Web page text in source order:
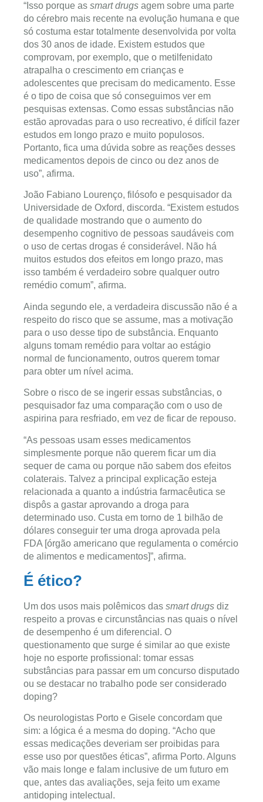
“Isso porque as smart drugs agem sobre uma parte
do cérebro mais recente na evolução humana e que
só costuma estar totalmente desenvolvida por volta
dos 30 anos de idade. Existem estudos que
comprovam, por exemplo, que o metilfenidato
atrapalha o crescimento em crianças e
adolescentes que precisam do medicamento. Esse
é o tipo de coisa que só conseguimos ver em
pesquisas extensas. Como essas substâncias não
estão aprovadas para o uso recreativo, é difícil fazer
estudos em longo prazo e muito populosos.
Portanto, fica uma dúvida sobre as reações desses
medicamentos depois de cinco ou dez anos de
uso”, afirma.
João Fabiano Lourenço, filósofo e pesquisador da
Universidade de Oxford, discorda. “Existem estudos
de qualidade mostrando que o aumento do
desempenho cognitivo de pessoas saudáveis com
o uso de certas drogas é considerável. Não há
muitos estudos dos efeitos em longo prazo, mas
isso também é verdadeiro sobre qualquer outro
remédio comum”, afirma.
Ainda segundo ele, a verdadeira discussão não é a
respeito do risco que se assume, mas a motivação
para o uso desse tipo de substância. Enquanto
alguns tomam remédio para voltar ao estágio
normal de funcionamento, outros querem tomar
para obter um nível acima.
Sobre o risco de se ingerir essas substâncias, o
pesquisador faz uma comparação com o uso de
aspirina para resfriado, em vez de ficar de repouso.
“As pessoas usam esses medicamentos
simplesmente porque não querem ficar um dia
sequer de cama ou porque não sabem dos efeitos
colaterais. Talvez a principal explicação esteja
relacionada a quanto a indústria farmacêutica se
dispôs a gastar aprovando a droga para
determinado uso. Custa em torno de 1 bilhão de
dólares conseguir ter uma droga aprovada pela
FDA [órgão americano que regulamenta o comércio
de alimentos e medicamentos]”, afirma.
É ético?
Um dos usos mais polêmicos das smart drugs diz
respeito a provas e circunstâncias nas quais o nível
de desempenho é um diferencial. O
questionamento que surge é similar ao que existe
hoje no esporte profissional: tomar essas
substâncias para passar em um concurso disputado
ou se destacar no trabalho pode ser considerado
doping?
Os neurologistas Porto e Gisele concordam que
sim: a lógica é a mesma do doping. “Acho que
essas medicações deveriam ser proibidas para
esse uso por questões éticas”, afirma Porto. Alguns
vão mais longe e falam inclusive de um futuro em
que, antes das avaliações, seja feito um exame
antidoping intelectual.